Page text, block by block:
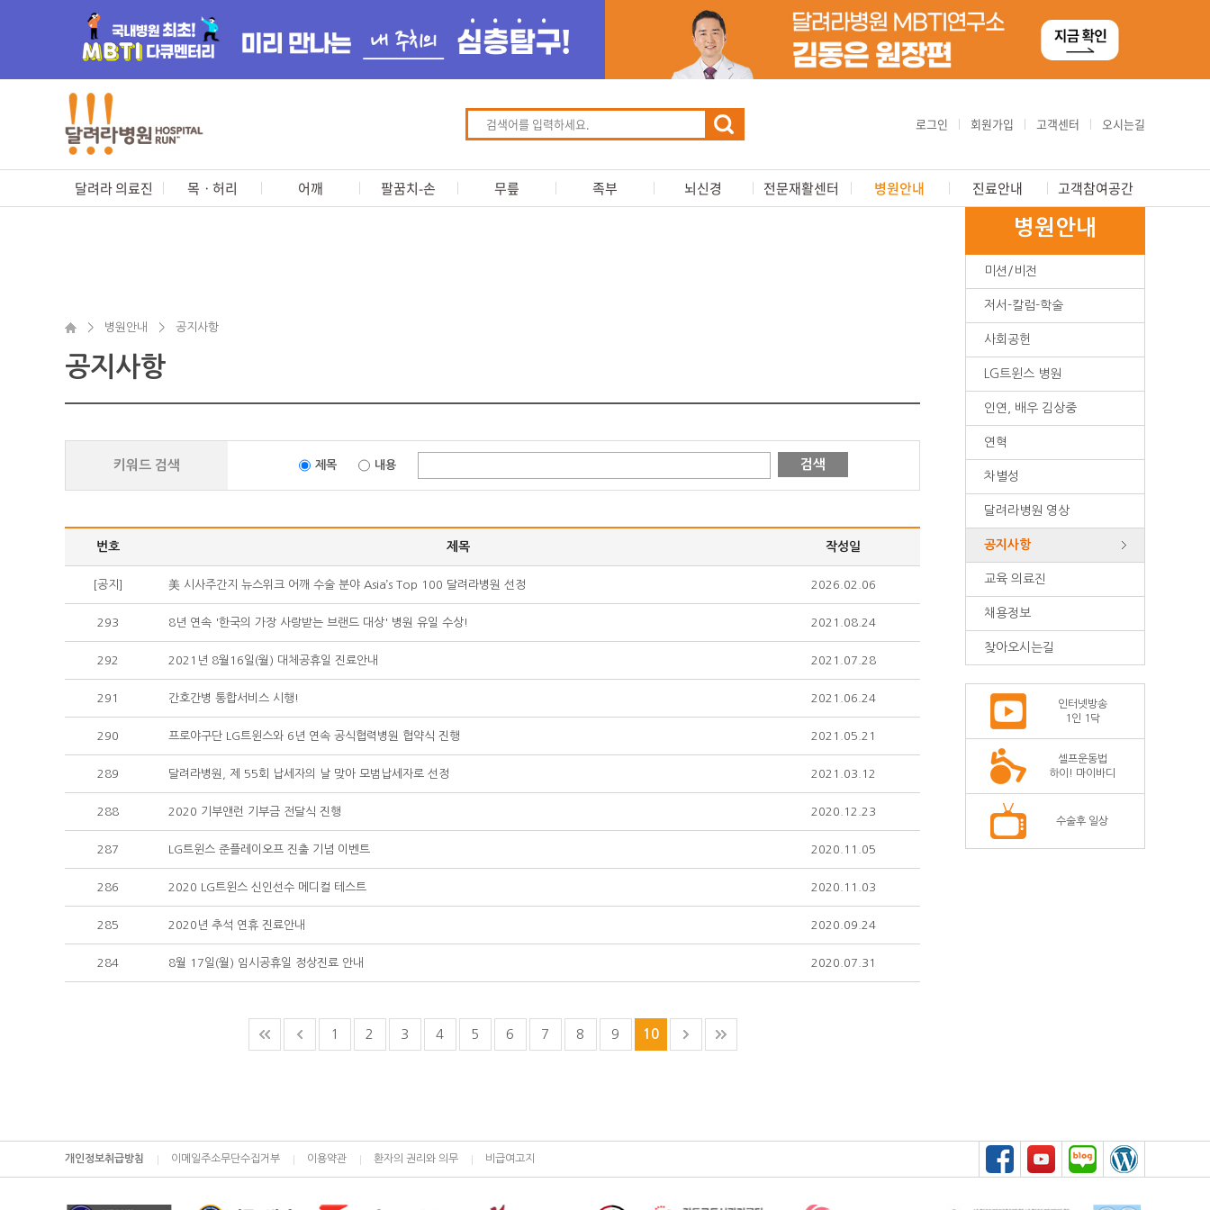
로그인 회원가입 고객센터 오시는길
달려라 의료진 목ㆍ허리 어깨 팔꿈치-손 무릎 족부 뇌신경 전문재활센터 병원안내 진료안내 고객참여공간
> 병원안내 > 공지사항
공지사항
키워드 검색 제목 내용 검색
번호 제목 작성일
[공지] 美 시사주간지 뉴스위크 어깨 수술 분야 Asia’s Top 100 달려라병원 선정 2026.02.06
293 8년 연속 '한국의 가장 사랑받는 브랜드 대상' 병원 유일 수상! 2021.08.24
292 2021년 8월16일(월) 대체공휴일 진료안내 2021.07.28
291 간호간병 통합서비스 시행! 2021.06.24
290 프로야구단 LG트윈스와 6년 연속 공식협력병원 협약식 진행 2021.05.21
289 달려라병원, 제 55회 납세자의 날 맞아 모범납세자로 선정 2021.03.12
288 2020 기부앤런 기부금 전달식 진행 2020.12.23
287 LG트윈스 준플레이오프 진출 기념 이벤트 2020.11.05
286 2020 LG트윈스 신인선수 메디컬 테스트 2020.11.03
285 2020년 추석 연휴 진료안내 2020.09.24
284 8월 17일(월) 임시공휴일 정상진료 안내 2020.07.31
1 2 3 4 5 6 7 8 9 10
병원안내
미션/비전
저서-칼럼-학술
사회공헌
LG트윈스 병원
인연, 배우 김상중
연혁
차별성
달려라병원 영상
공지사항
교육 의료진
채용정보
찾아오시는길
인터넷방송
1인 1닥
셀프운동법
하이! 마이바디
수술후 일상
개인정보취급방침 이메일주소무단수집거부 이용약관 환자의 권리와 의무 비급여고지